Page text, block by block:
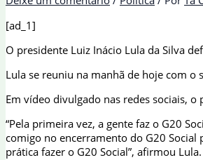
[ad_1]
O presidente Luiz Inácio Lula da Silva
Lula se reuniu na manhã de hoje com o
Em vídeo divulgado nas redes sociais,
“Pela primeira vez, a gente faz o G20
comigo no encerramento do G20
prática fazer o G20 Social”, afirmou Lula.